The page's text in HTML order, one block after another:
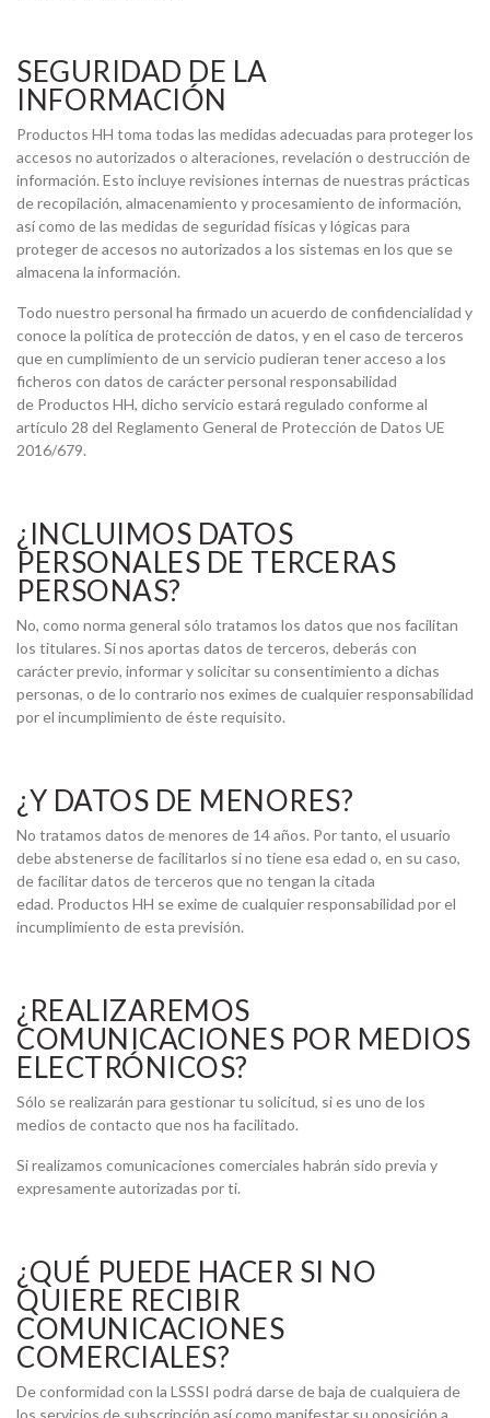
SEGURIDAD DE LA
INFORMACIÓN
Productos HH toma todas las medidas adecuadas para proteger los
accesos no autorizados o alteraciones, revelación o destrucción de
información. Esto incluye revisiones internas de nuestras prácticas
de recopilación, almacenamiento y procesamiento de información,
así como de las medidas de seguridad físicas y lógicas para
proteger de accesos no autorizados a los sistemas en los que se
almacena la información.
Todo nuestro personal ha firmado un acuerdo de confidencialidad y
conoce la política de protección de datos, y en el caso de terceros
que en cumplimiento de un servicio pudieran tener acceso a los
ficheros con datos de carácter personal responsabilidad
de Productos HH, dicho servicio estará regulado conforme al
artículo 28 del Reglamento General de Protección de Datos UE
2016/679.
¿INCLUIMOS DATOS
PERSONALES DE TERCERAS
PERSONAS?
No, como norma general sólo tratamos los datos que nos facilitan
los titulares. Si nos aportas datos de terceros, deberás con
carácter previo, informar y solicitar su consentimiento a dichas
personas, o de lo contrario nos eximes de cualquier responsabilidad
por el incumplimiento de éste requisito.
¿Y DATOS DE MENORES?
No tratamos datos de menores de 14 años. Por tanto, el usuario
debe abstenerse de facilitarlos si no tiene esa edad o, en su caso,
de facilitar datos de terceros que no tengan la citada
edad. Productos HH se exime de cualquier responsabilidad por el
incumplimiento de esta previsión.
¿REALIZAREMOS
COMUNICACIONES POR MEDIOS
ELECTRÓNICOS?
Sólo se realizarán para gestionar tu solicitud, si es uno de los
medios de contacto que nos ha facilitado.
Si realizamos comunicaciones comerciales habrán sido previa y
expresamente autorizadas por ti.
¿QUÉ PUEDE HACER SI NO
QUIERE RECIBIR
COMUNICACIONES
COMERCIALES?
De conformidad con la LSSSI podrá darse de baja de cualquiera de
los servicios de subscripción así como manifestar su oposición a